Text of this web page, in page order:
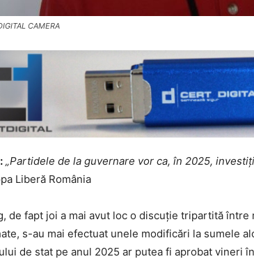
CAMERA
„Partidele de la guvernare vor ca, în 2025,
Liberă România
de fapt joi a mai avut loc o discuție tripartită
s-au mai efectuat unele modificări la sumele
de stat pe anul 2025 ar putea fi aprobat vineri